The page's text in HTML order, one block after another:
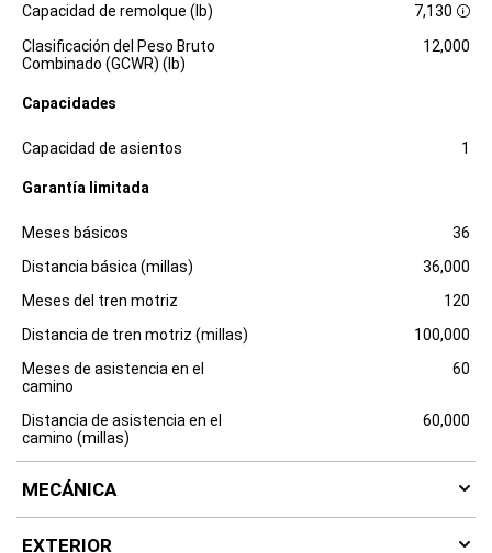
Capacidad de remolque (lb)
7,130 D
i
s
u
r
Clasificación del Peso Bruto
Combinado (GCWR) (lb)
12,000
Capacidades
Especificaciones Dimensiones
Capacidad de asientos 1
Garantía limitada
Especificaciones
Meses básicos
36
Distancia básica (millas)
36,000
Meses del tren motriz
120
Distancia de tren motriz (millas)
100,000
Meses de asistencia en el
camino
60
Distancia de asistencia en el
camino (millas)
60,000
MECÁNICA
EXTERIOR